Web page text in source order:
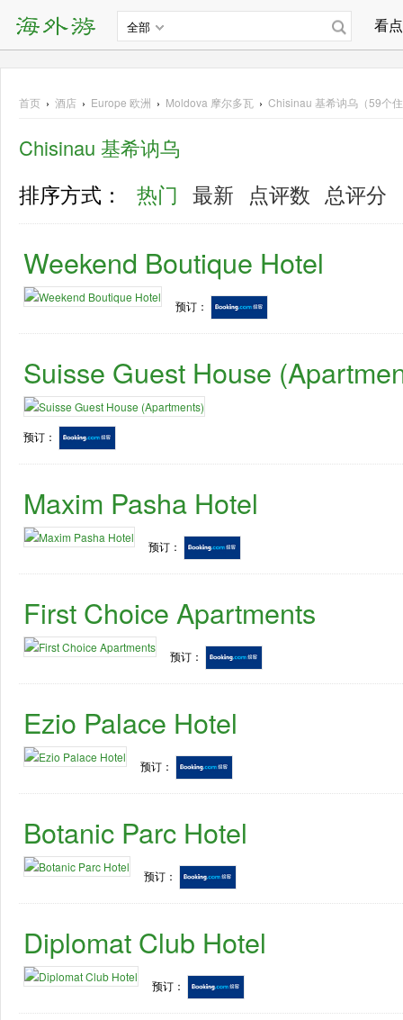
全部 看
首页 › 酒店 › Europe 欧洲 › Moldova 摩尔多瓦 › Chisinau 基希讷乌（59个
Chisinau 基希讷乌
排序方式： 热门 最新 点评数 总评分
Weekend Boutique Hotel
预订：
Suisse Guest House
预订：
Maxim Pasha Hotel
预订：
First Choice Apartments
预订：
Ezio Palace Hotel
预订：
Botanic Parc Hotel
预订：
Diplomat Club Hotel
预订：